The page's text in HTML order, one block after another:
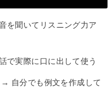
を聞いてリスニング力ア
で実際に口に出して使う
→ 自分でも例文を作成して